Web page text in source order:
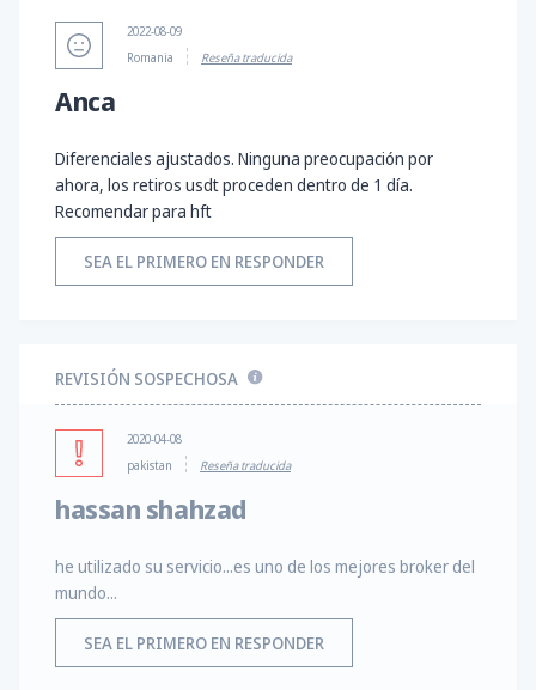
2022-08-09
Romania
Reseña traducida
Anca
Diferenciales ajustados. Ninguna preocupación por
ahora, los retiros usdt proceden dentro de 1 día.
Recomendar para hft
SEA EL PRIMERO EN RESPONDER
REVISIÓN SOSPECHOSA
2020-04-08
pakistan
Reseña traducida
hassan shahzad
he utilizado su servicio...es uno de los mejores broker del
mundo...
SEA EL PRIMERO EN RESPONDER